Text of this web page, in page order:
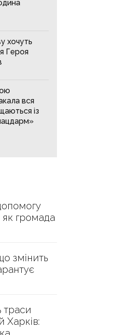
хочуть
Героя
вся
із
як громада
змінить
Харків: